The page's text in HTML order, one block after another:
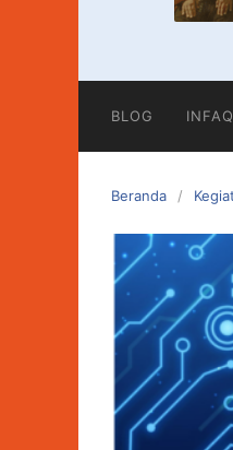
BLOG
Beranda